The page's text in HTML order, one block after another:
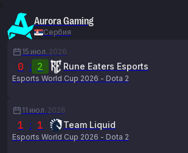
Aurora Gaming
Сербия
15 июл. 2026
0 : 2 Rune Eaters Esports
Esports World Cup 2026 - Dota 2
11 июл. 2026
1 : 1 Team Liquid
Esports World Cup 2026 - Dota 2